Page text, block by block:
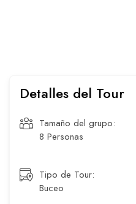
Detalles del Tour
Tamaño del grupo:
8 Personas
Tipo de Tour:
Buceo